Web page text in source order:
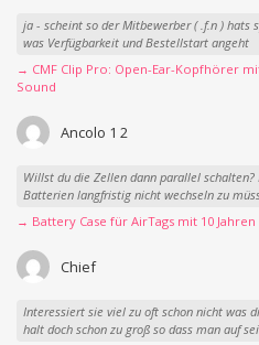
ja - scheint so der Mitbewerber ( .f.n )
was Verfügbarkeit und Bestellstart angeht
→ CMF Clip Pro: Open-Ear-Kopfhörer
Sound
Ancolo 1 2
Willst du die Zellen dann parallel
Batterien langfristig nicht wechseln zu
→ Battery Case für AirTags mit 10
Chief
Interessiert sie viel zu oft schon nicht was
halt doch schon zu groß so dass man auf